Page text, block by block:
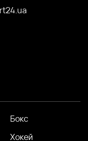
Бокс
Хокей